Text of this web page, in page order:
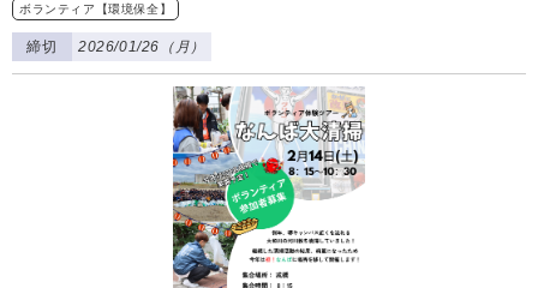
ボランティア【環境保全】
締切 2026/01/26（月）